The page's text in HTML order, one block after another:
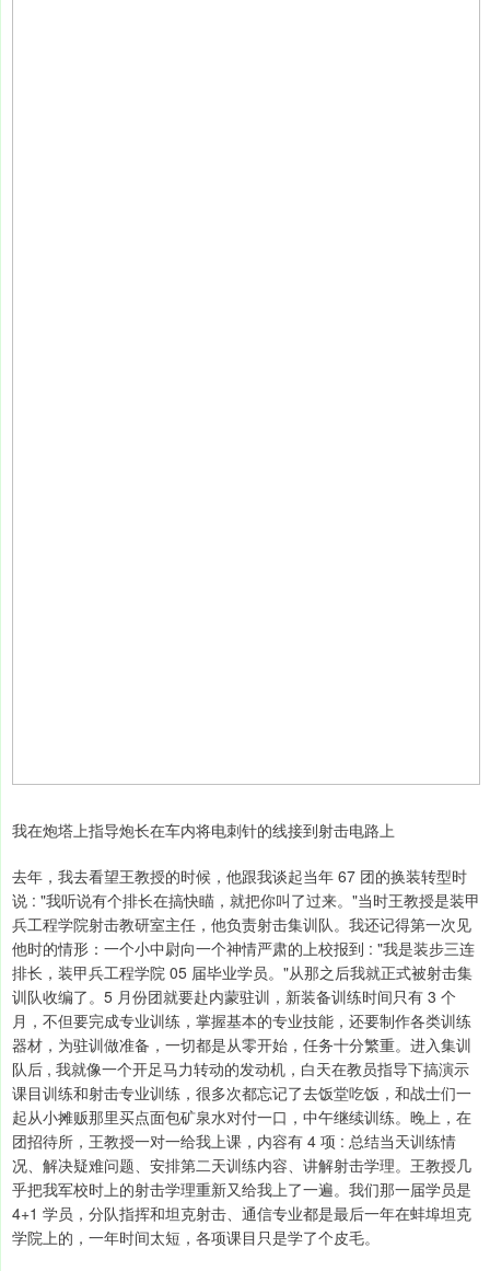
我在炮塔上指导炮长在车内将电刺针的线接到射击电路上
去年，我去看望王教授的时候，他跟我谈起当年 67 团的换装转型时
说 : "我听说有个排长在搞快瞄，就把你叫了过来。"当时王教授是装甲
兵工程学院射击教研室主任，他负责射击集训队。我还记得第一次见
他时的情形：一个小中尉向一个神情严肃的上校报到 : "我是装步三连
排长，装甲兵工程学院 05 届毕业学员。"从那之后我就正式被射击集
训队收编了。5 月份团就要赴内蒙驻训，新装备训练时间只有 3 个
月，不但要完成专业训练，掌握基本的专业技能，还要制作各类训练
器材，为驻训做准备，一切都是从零开始，任务十分繁重。进入集训
队后 , 我就像一个开足马力转动的发动机，白天在教员指导下搞演示
课目训练和射击专业训练，很多次都忘记了去饭堂吃饭，和战士们一
起从小摊贩那里买点面包矿泉水对付一口，中午继续训练。晚上，在
团招待所，王教授一对一给我上课，内容有 4 项 : 总结当天训练情
况、解决疑难问题、安排第二天训练内容、讲解射击学理。王教授几
乎把我军校时上的射击学理重新又给我上了一遍。我们那一届学员是
4+1 学员，分队指挥和坦克射击、通信专业都是最后一年在蚌埠坦克
学院上的，一年时间太短，各项课目只是学了个皮毛。